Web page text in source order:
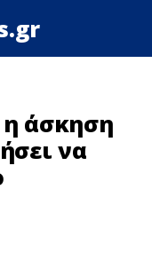
άσκηση
να